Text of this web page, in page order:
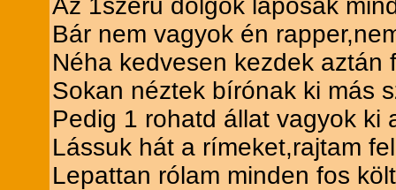
Az 1szerű dolgok laposak
Bár nem vagyok én
Néha kedvesen kezdek aztán
Sokan néztek bírónak ki más
Pedig 1 rohatd állat vagyok ki
Lássuk hát a rímeket,rajtam
Lepattan rólam minden fos